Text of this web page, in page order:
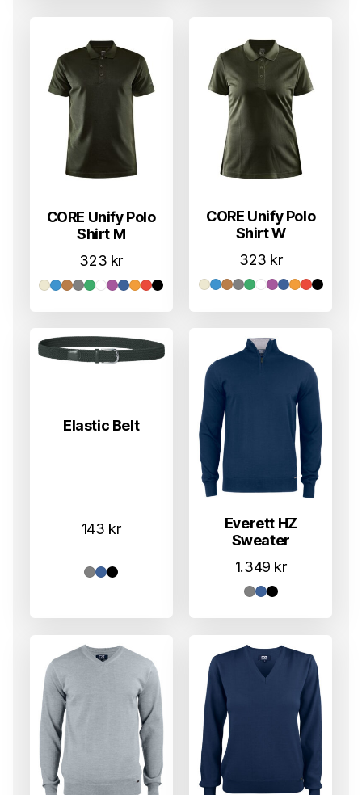
CORE Unify Polo
Shirt M
323 kr
CORE Unify Polo
Shirt W
323 kr
Elastic Belt
143 kr
Everett HZ
Sweater
1.349 kr